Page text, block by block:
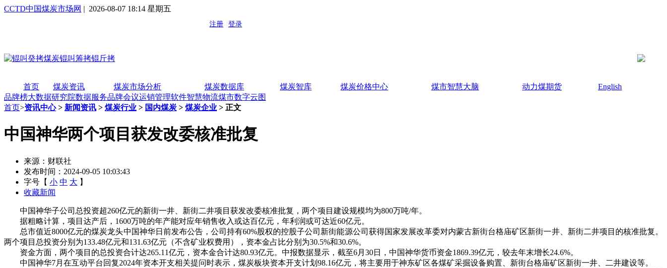
CCTD中国煤炭市场网 | 2026-08-07 18:14 星期五
首页 煤炭资讯 煤炭市场分析 煤炭数据库 煤炭智库 煤炭价格中心 煤市智慧大脑 动力煤期货
English
品牌榜大数据研究院数据服务品牌会议运销管理软件智慧物流煤市数字云图
首页>资讯中心> 新闻资讯 > 煤炭行业 > 国内煤炭 > 煤炭企业 > 正文
中国神华两个项目获发改委核准批复
来源：财联社
发布时间：2024-09-05 10:03:43
字号【 小 中 大 】
收藏新闻
中国神华子公司总投资超260亿元的新街一井、新街二井项目获发改委核准批复，两个项目建设规模均为800万吨/年。
据粗略计算，项目达产后，1600万吨的年产能对应年销售收入或达百亿元，年利润或可达近60亿元。
总市值近8000亿元的煤炭龙头中国神华日前发布公告，公司持有60%股权的控股子公司新街能源公司获得国家发展改革委对内蒙古新街台格庙矿区新街一井、新街二井项目的核准批复。
两个项目总投资分别为133.48亿元和131.63亿元（不含矿业权费用），资本金占比分别为30.5%和30.6%。
资金方面，两个项目的总投资合计达265.11亿元，资本金合计达80.93亿元。中报数据显示，截至6月30日，中国神华货币资金1869.39亿元，较去年末增长24.6%。
中国神华7月在互动平台回复2024年资本开支相关提问时表示，煤炭板块资本开支计划98.16亿元，将主要用于神东矿区各煤矿采掘设备购置、新街台格庙矿区新街一井、二井建设等。